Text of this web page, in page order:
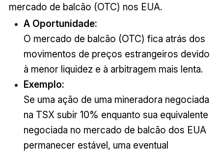
mercado de balcão (OTC) nos EUA.
A Oportunidade:
O mercado de balcão (OTC) fica atrás dos
movimentos de preços estrangeiros devido
à menor liquidez e à arbitragem mais lenta.
Exemplo:
Se uma ação de uma mineradora negociada
na TSX subir 10% enquanto sua equivalente
negociada no mercado de balcão dos EUA
permanecer estável, uma eventual